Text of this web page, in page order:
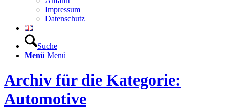
Impressum
Datenschutz
Suche
Menü Menü
Archiv für die Kategorie:
Automotive